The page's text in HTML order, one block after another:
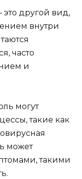
другой вид,
внутри
часто
и
могут
такие как
может
такими